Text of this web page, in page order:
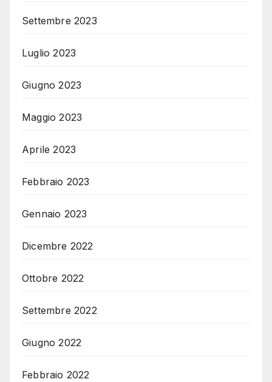
Settembre 2023
Luglio 2023
Giugno 2023
Maggio 2023
Aprile 2023
Febbraio 2023
Gennaio 2023
Dicembre 2022
Ottobre 2022
Settembre 2022
Giugno 2022
Febbraio 2022